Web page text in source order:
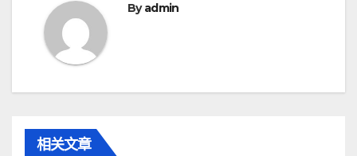
Byadmin
相关文章